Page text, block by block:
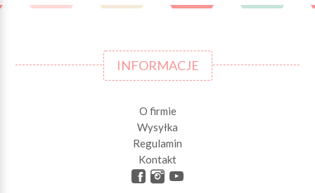
INFORMACJE
O firmie
Wysyłka
Regulamin
Kontakt